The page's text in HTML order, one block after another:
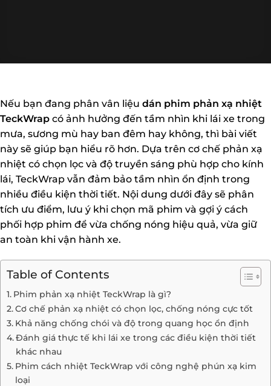
Nếu bạn đang phân vân liệu dán phim phản xạ nhiệt
TeckWrap có ảnh hưởng đến tầm nhìn khi lái xe trong
mưa, sương mù hay ban đêm hay không, thì bài viết
này sẽ giúp bạn hiểu rõ hơn. Dựa trên cơ chế phản xạ
nhiệt có chọn lọc và độ truyền sáng phù hợp cho kính
lái, TeckWrap vẫn đảm bảo tầm nhìn ổn định trong
nhiều điều kiện thời tiết. Nội dung dưới đây sẽ phân
tích ưu điểm, lưu ý khi chọn mã phim và gợi ý cách
phối hợp phim để vừa chống nóng hiệu quả, vừa giữ
an toàn khi vận hành xe.
Table of Contents
Phim phản xạ nhiệt TeckWrap là gì?
Cơ chế phản xạ nhiệt có chọn lọc, chống nóng cực tốt
Khả năng chống chói và độ trong quang học ổn định
Đánh giá thực tế khi lái xe trong các điều kiện thời tiết
khác nhau
Phim cách nhiệt TeckWrap với công nghệ phún xạ kim
loại